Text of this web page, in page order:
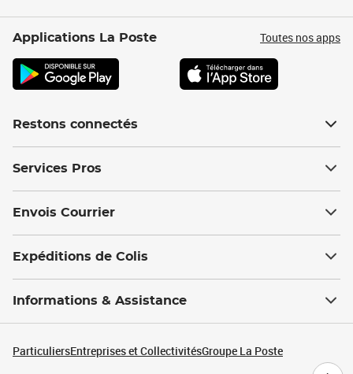
Applications La Poste Toutes nos apps
Restons connectés
Services Pros
Envois Courrier
Expéditions de Colis
Informations & Assistance
ParticuliersEntreprises et CollectivitésGroupe La Poste